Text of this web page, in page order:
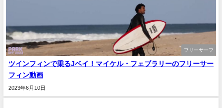
フリーサーフ
ツインフィンで乗るJベイ！マイケル・フェブラリーのフリーサー
フィン動画
2023年6月10日